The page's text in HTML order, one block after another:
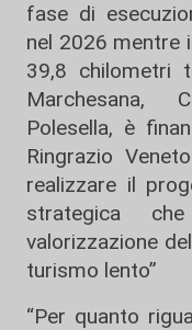
fase di
nel 2026 mentre
39,8 chilometri
Marchesana,
Polesella, è
Ringrazio
realizzare il
strategica
valorizzazione
turismo lento”
“Per quanto